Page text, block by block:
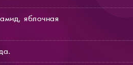
яблочная